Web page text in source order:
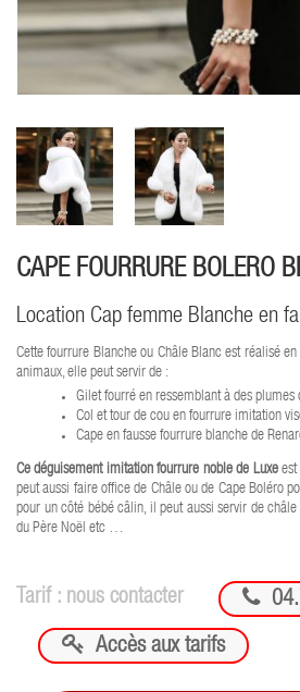
CAPE FOURRURE BOLERO
Location Cap femme Blanche en
Cette fourrure Blanche ou Châle Blanc est réalisé
animaux, elle peut servir de :
Gilet fourré en ressemblant à des plumes
Col et tour de cou en fourrure imitation
Cape en fausse fourrure blanche de
Ce déguisement imitation fourrure noble de Luxeest
peut aussi faire office de Châle ou de Cape Boléro
pour un côté bébé câlin, il peut aussi servir de
du Père Noël etc …
Tarif : nous contacter 
 Accès aux tarifs